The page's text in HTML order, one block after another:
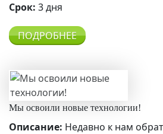
Срок: 3 дня
ПОДРОБНЕЕ
Мы освоили новые технологии!
Описание: Недавно к нам